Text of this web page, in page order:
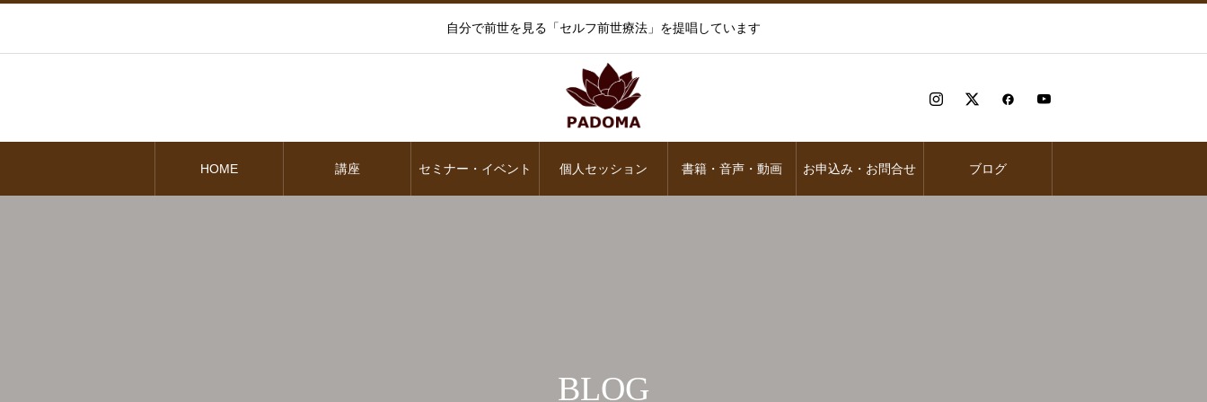
自分で前世を見る「セルフ前世療法」を提唱しています
HOME 講座 セミナー・イベント 個人セッション 書籍・音声・動画 お申込み・お問合せ ブログ
BLOG